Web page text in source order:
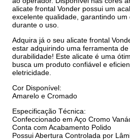
alicate frontal Vonder possui um
excelente qualidade, garantindo
durante o uso.
Adquira já o seu alicate frontal
estar adquirindo uma ferramenta
durabilidade! Este alicate é uma
busca um produto confiável e
eletricidade.
Cor Disponível:
Amarelo e Cromado
Especificação Técnica:
Confeccionado em Aço Cromo
Conta com Acabamento Polido
Possui Abertura Controlada por